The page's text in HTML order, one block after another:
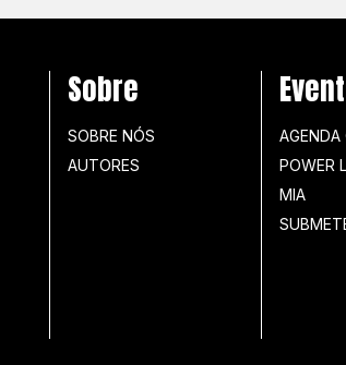
Sobre
SOBRE NÓS
AUTORES
AGENDA
POWER
MIA